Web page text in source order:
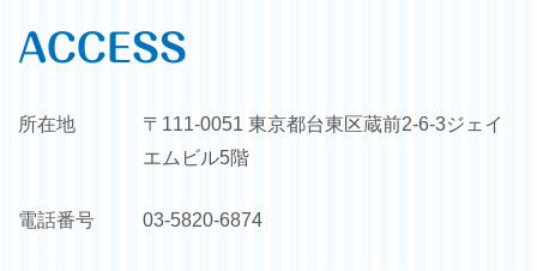
ACCESS
所在地
〒111-0051 東京都台東区蔵前2-6-3ジェイ
エムビル5階
電話番号 03-5820-6874